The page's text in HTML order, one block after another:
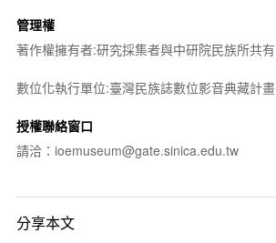
管理權
著作權擁有者:研究採集者與中研院民族所共有
數位化執行單位:臺灣民族誌數位影音典藏計畫
授權聯絡窗口
請洽：ioemuseum@gate.sinica.edu.tw
分享本文